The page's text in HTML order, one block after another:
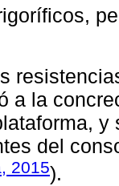
a la
del
2015).